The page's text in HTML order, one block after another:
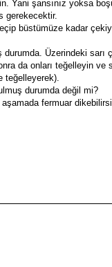
Yani şansınız yoksa
gerekecektir.
büstümüze kadar
Üzerindeki sarı
da onları teğelleyin ve
teğelleyerek).
durumda değil mi?
fermuar